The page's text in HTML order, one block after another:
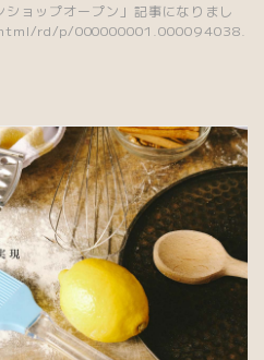
ョップオープン」記事になりまし
rd/p/000000001.000094038.